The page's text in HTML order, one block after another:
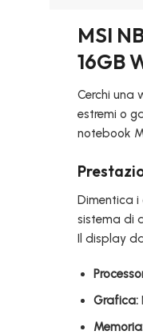
MSI
16GB
Cerchi una
estremi o
notebook
Dimentica i
sistema di
Il display
Grafica: